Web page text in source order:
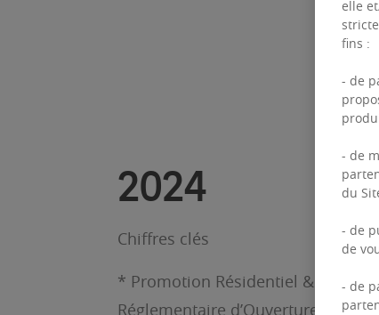
2024
Chiffres clés
* Promotion Résidentiel &
Réglementaire d’Ouverture de
elle
fins :
- de
- de
du
- de
de
- de